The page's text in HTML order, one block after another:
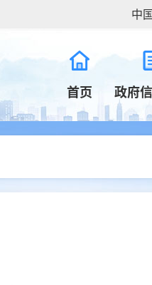
中
首页 政府